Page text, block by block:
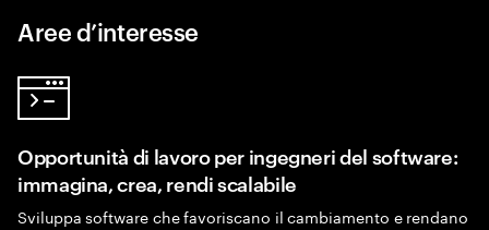
Aree d’interesse
Opportunità di lavoro per ingegneri del software:
immagina, crea, rendi scalabile
Sviluppa software che favoriscano il cambiamento e rendano